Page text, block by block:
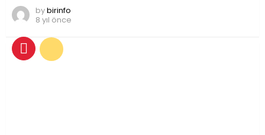
bybirinfo
8 yıl önce